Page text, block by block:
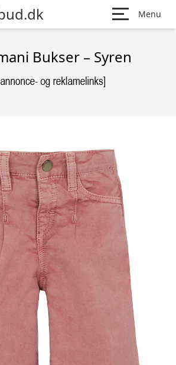
Menu
Bukser – Syren